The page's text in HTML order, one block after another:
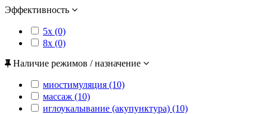
Эффективность
5x (0)
8x (0)
Наличие режимов / назначение
миостимуляция (10)
массаж (10)
иглоукалывание (акупунктура) (10)